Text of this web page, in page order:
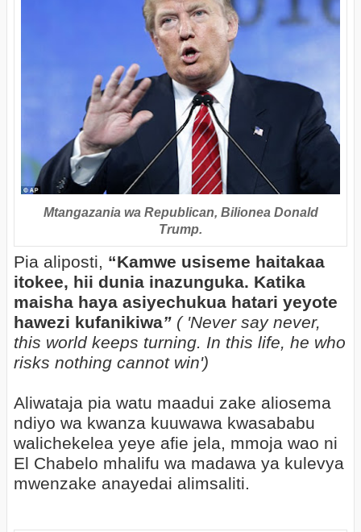
Mtangazania wa Republican, Bilionea Donald
Trump.
Pia aliposti, “Kamwe usiseme haitakaa
itokee, hii dunia inazunguka. Katika
maisha haya asiyechukua hatari yeyote
hawezi kufanikiwa” ( 'Never say never,
this world keeps turning. In this life, he who
risks nothing cannot win')
Aliwataja pia watu maadui zake aliosema
ndiyo wa kwanza kuuwawa kwasababu
walichekelea yeye afie jela, mmoja wao ni
El Chabelo mhalifu wa madawa ya kulevya
mwenzake anayedai alimsaliti.